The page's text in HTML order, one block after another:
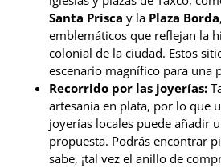
Santa Prisca y la Plaza Borda
emblemáticos que reflejan la
colonial de la ciudad. Estos
escenario magnífico para una
Recorrido por las joyerías:
artesanía en plata, por lo que
joyerías locales puede añadir
propuesta. Podrás encontrar
sabe, ¡tal vez el anillo de